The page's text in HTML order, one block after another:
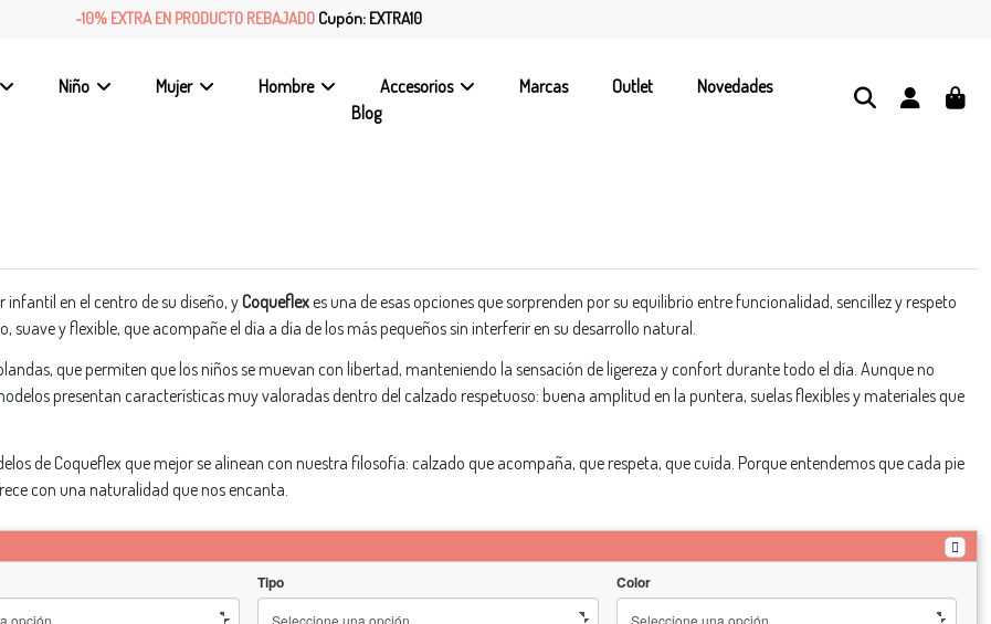
-10% EXTRA EN PRODUCTO REBAJADO Cupón: EXTRA10
Niño Mujer Hombre Accesorios Marcas Outlet
Novedades
Blog
en el centro de su diseño, yCoqueflexes una de esas opciones que sorprenden por su equilibrio entre funcionalidad, sencillez y respeto
y flexible, que acompañe el día a día de los más pequeños sin interferir en su desarrollo natural.
que permiten que los niños se muevan con libertad, manteniendo la sensación de ligereza y confort durante todo el día. Aunque no
presentan características muy valoradas dentro del calzado respetuoso: buena amplitud en la puntera, suelas flexibles y materiales que
de Coqueflex que mejor se alinean con nuestra filosofía: calzado que acompaña, que respeta, que cuida. Porque entendemos que cada pie
con una naturalidad que nos encanta.
Tipo Color